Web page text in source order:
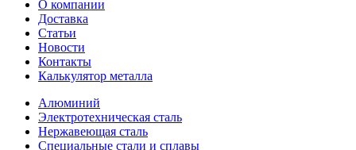
О компании
Доставка
Статьи
Новости
Контакты
Калькулятор металла
Алюминий
Электротехническая сталь
Нержавеющая сталь
Специальные стали и сплавы